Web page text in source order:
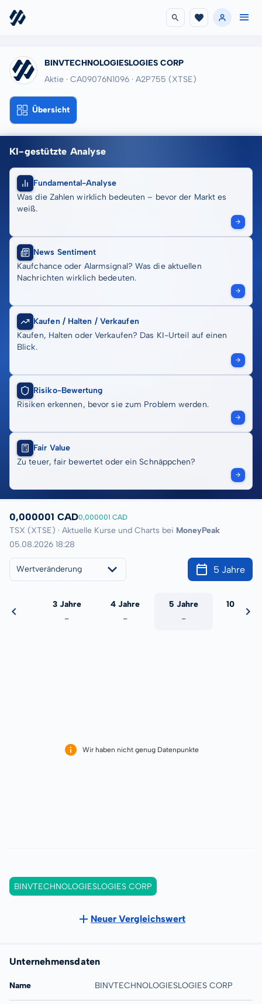
BINVTECHNOLOGIESLOGIES CORP
Aktie · CA09076N1096 · A2P755 (XTSE)
Übersicht
KI-gestützte Analyse
Fundamental-Analyse
Was die Zahlen wirklich bedeuten – bevor der Markt es
weiß.
News Sentiment
Kaufchance oder Alarmsignal? Was die aktuellen
Nachrichten wirklich bedeuten.
Kaufen / Halten / Verkaufen
Kaufen, Halten oder Verkaufen? Das KI-Urteil auf einen
Blick.
Risiko-Bewertung
Risiken erkennen, bevor sie zum Problem werden.
Fair Value
Zu teuer, fair bewertet oder ein Schnäppchen?
0,000001 CAD0,000001 CAD
TSX (XTSE) · Aktuelle Kurse und Charts bei MoneyPeak
05.08.2026 18:28
Wertveränderung 5 Jahre
3 Jahre
-
4 Jahre
-
5 Jahre
-
10 Jahre
Wir haben nicht genug Datenpunkte
BINVTECHNOLOGIESLOGIES CORP
Neuer Vergleichswert
Unternehmensdaten
Name BINVTECHNOLOGIESLOGIES CORP